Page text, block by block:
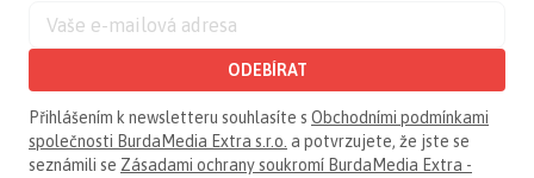
ODEBÍRAT
Přihlášením k newsletteru souhlasíte s Obchodními podmínkami
společnosti BurdaMedia Extra s.r.o. a potvrzujete, že jste se
seznámili se Zásadami ochrany soukromí BurdaMedia Extra -